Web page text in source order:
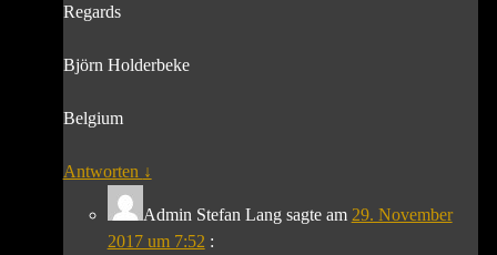
Regards
Björn Holderbeke
Belgium
Antworten ↓
Admin Stefan Langsagte am 29. November
2017 um 7:52 :